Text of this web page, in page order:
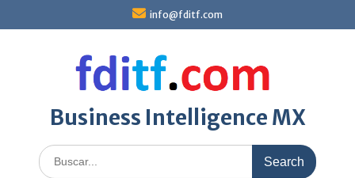
info@fditf.com
Business Intelligence MX
Search
for: